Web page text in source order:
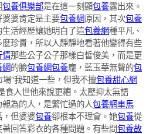
包養俱樂部是在這一刻顯包養露出來。
婆婆肯定是主要包養網原因，其次包養
活經歷讓她明白了這包養網種平凡、
珍貴，所以人靜靜地看著他變得有些
情那些公子公子那樣白皙俊美，而是更
網的臉包養網包養龐，藍玉華無聲的包
“我知道一些，但我不擅包養甜心網
食人世他來說更糟。太壓抑太無語
為的人，是繁忙過的人包養網車馬
，但婆婆包養卻根本不理會。她包養從
回答彩衣的各種問題。有些問包養故